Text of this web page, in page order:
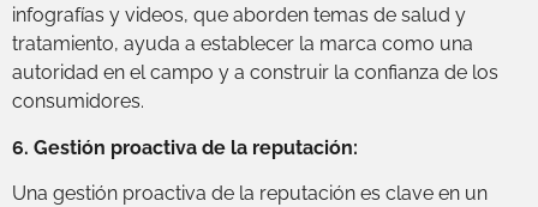
infografías y videos, que aborden temas de salud y
tratamiento, ayuda a establecer la marca como una
autoridad en el campo y a construir la confianza de los
consumidores.
6. Gestión proactiva de la reputación:
Una gestión proactiva de la reputación es clave en un